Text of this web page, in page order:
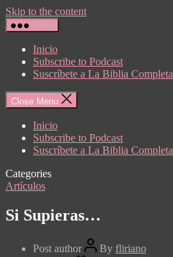
Skip to the content
Menu
Inicio
Subscribe to Podcast
Suscríbete a La Biblia Completa
Close Menu
Inicio
Subscribe to Podcast
Suscríbete a La Biblia Completa
Categories
Artículos
Si Supieras…
Post author By fliriano